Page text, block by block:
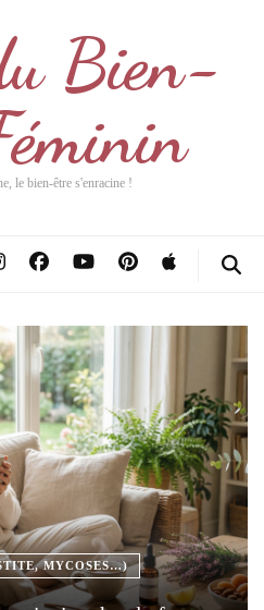
Bien-
le bien-être s'enracine !
MYCOSES…)